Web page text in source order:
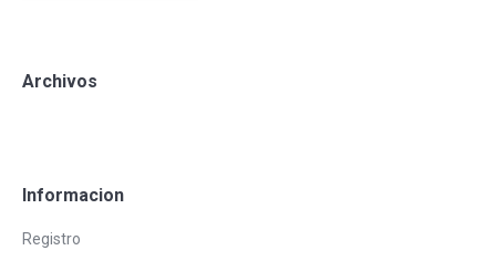
Archivos
Informacion
Registro